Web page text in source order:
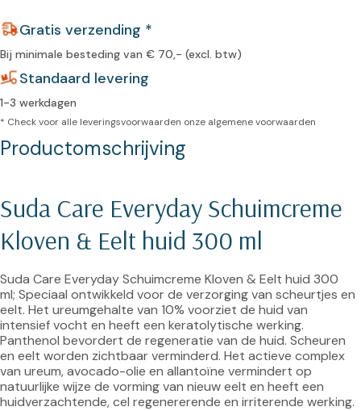
Gratis verzending *
Bij minimale besteding van € 70,- (excl. btw)
Standaard levering
1-3 werkdagen
* Check voor alle leveringsvoorwaarden onze algemene voorwaarden
Productomschrijving
Suda Care Everyday Schuimcreme
Kloven & Eelt huid 300 ml
Suda Care Everyday Schuimcreme Kloven & Eelt huid 300
ml; Speciaal ontwikkeld voor de verzorging van scheurtjes en
eelt. Het ureumgehalte van 10% voorziet de huid van
intensief vocht en heeft een keratolytische werking.
Panthenol bevordert de regeneratie van de huid. Scheuren
en eelt worden zichtbaar verminderd. Het actieve complex
van ureum, avocado-olie en allantoïne vermindert op
natuurlijke wijze de vorming van nieuw eelt en heeft een
huidverzachtende, cel regenererende en irriterende werking.